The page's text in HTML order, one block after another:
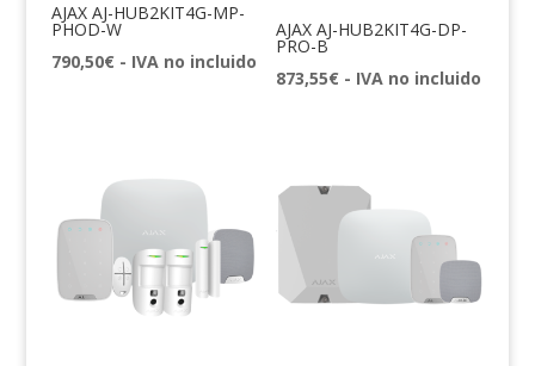
AJAX AJ-HUB2KIT4G-MP-
PHOD-W
790,50€ - IVA no incluido
AJAX AJ-HUB2KIT4G-DP-
PRO-B
873,55€ - IVA no incluido